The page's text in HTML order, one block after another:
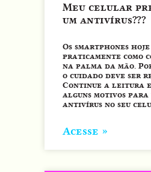
Meu celular
um antivírus???
Os smartphones hoje
praticamente como
na palma da mão.
o cuidado deve ser
Continue a leitura
alguns motivos para
antivírus no seu
Acesse »